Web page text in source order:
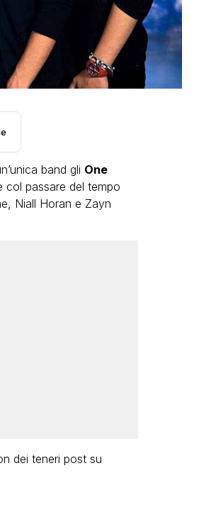
band gli One
col passare del tempo
Niall Horan e Zayn
dei teneri post su